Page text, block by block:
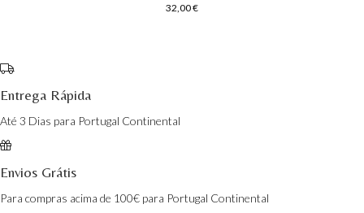
32,00€
Entrega Rápida
Até 3 Dias para Portugal Continental
Envios Grátis
Para compras acima de 100€ para Portugal Continental